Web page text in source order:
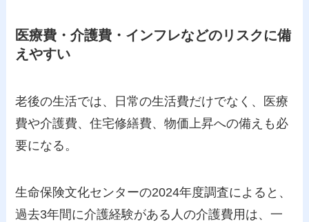
医療費・介護費・インフレなどのリスクに備
えやすい
老後の生活では、日常の生活費だけでなく、医療
費や介護費、住宅修繕費、物価上昇への備えも必
要になる。
生命保険文化センターの2024年度調査によると、
過去3年間に介護経験がある人の介護費用は、一